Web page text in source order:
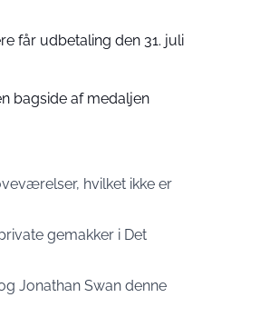
får udbetaling den 31. juli
bagside af medaljen
hvilket ikke er
gemakker i Det
Jonathan Swan denne